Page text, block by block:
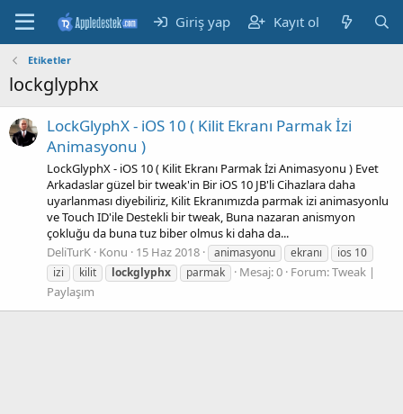
Giriş yap Kayıt ol
Etiketler
lockglyphx
LockGlyphX - iOS 10 ( Kilit Ekranı Parmak İzi
Animasyonu )
LockGlyphX - iOS 10 ( Kilit Ekranı Parmak İzi Animasyonu ) Evet
Arkadaslar güzel bir tweak'in Bir iOS 10 JB'li Cihazlara daha
uyarlanması diyebiliriz, Kilit Ekranımızda parmak izi animasyonlu
ve Touch ID'ile Destekli bir tweak, Buna nazaran anismyon
çokluğu da buna tuz biber olmus ki daha da...
DeliTurK Konu 15 Haz 2018 animasyonu ekranı
ios 10
izi
kilit lockglyphx parmak Mesaj: 0 Forum:Tweak |
Paylaşım